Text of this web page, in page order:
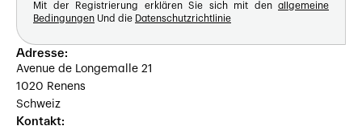
Mit der Registrierung erklären Sie sich mit den allgemeine
Bedingungen Und die Datenschutzrichtlinie
Adresse:
Avenue de Longemalle 21
1020 Renens
Schweiz
Kontakt: